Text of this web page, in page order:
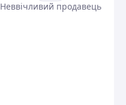
Неввічливий продавець